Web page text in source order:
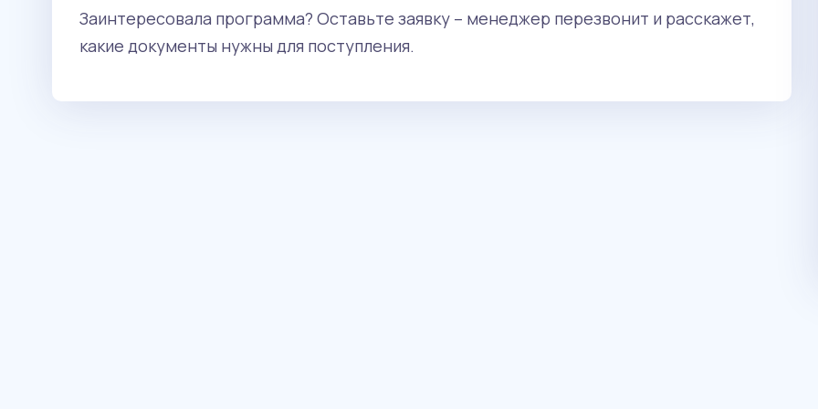
Заинтересовала программа? Оставьте заявку – менеджер перезвонит и расскажет,
какие документы нужны для поступления.